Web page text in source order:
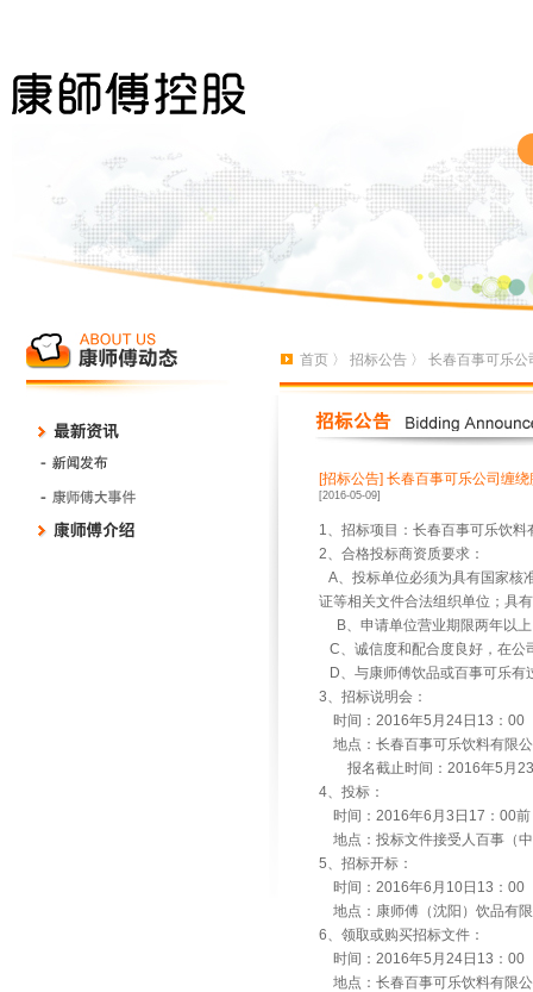
首页 〉 招标公告 〉 长春百事可乐
[招标公告] 长春百事可乐公司缠
[2016-05-09]
1、招标项目：长春百事可乐饮
2、合格投标商资质要求：
A、投标单位必须为具有国家核
证等相关文件合法组织单位；具
B、申请单位营业期限两年以
C、诚信度和配合度良好，在公
D、与康师傅饮品或百事可乐有
3、招标说明会：
时间： 2016年5 月 24日 13 ： 00
地点：长春百事可乐饮料有限
报名截止时间： 2016年5 月 23
4、投标：
时间： 2016年6 月 3 日 17 ： 00前
地点：投标文件接受人百事（
5、招标开标：
时间： 2016年6 月 10日 13 ： 00
地点：康师傅（沈阳）饮品有
6、领取或购买招标文件：
时间： 2016年5 月 24日 13 ： 00
地点：长春百事可乐饮料有限